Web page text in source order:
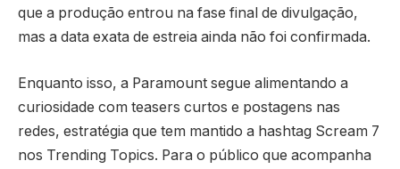
que a produção entrou na fase final de divulgação,
mas a data exata de estreia ainda não foi confirmada.
Enquanto isso, a Paramount segue alimentando a
curiosidade com teasers curtos e postagens nas
redes, estratégia que tem mantido a hashtag Scream 7
nos Trending Topics. Para o público que acompanha